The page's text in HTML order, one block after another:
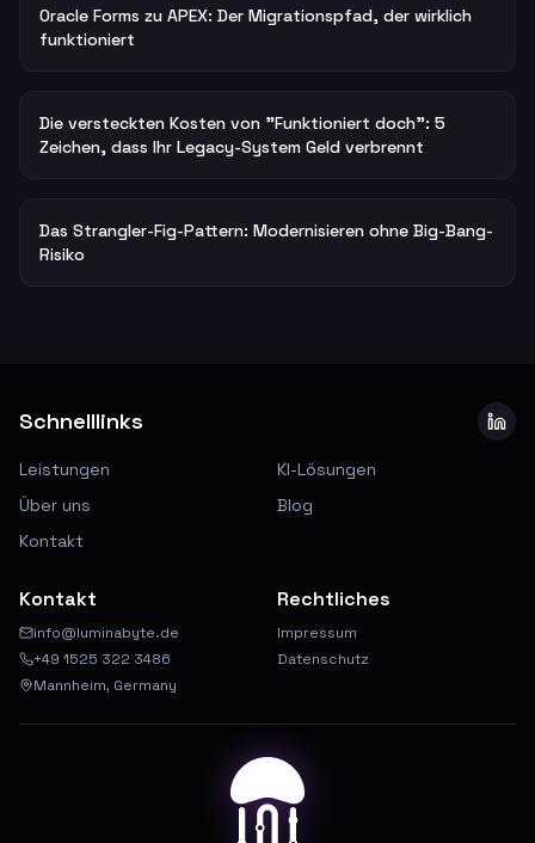
Oracle Forms zu APEX: Der Migrationspfad, der wirklich
funktioniert
Die versteckten Kosten von "Funktioniert doch": 5
Zeichen, dass Ihr Legacy-System Geld verbrennt
Das Strangler-Fig-Pattern: Modernisieren ohne Big-Bang-
Risiko
Schnelllinks
Leistungen
KI-Lösungen
Über uns
Blog
Kontakt
Kontakt
info@luminabyte.de
+49 1525 322 3486
Mannheim, Germany
Rechtliches
Impressum
Datenschutz